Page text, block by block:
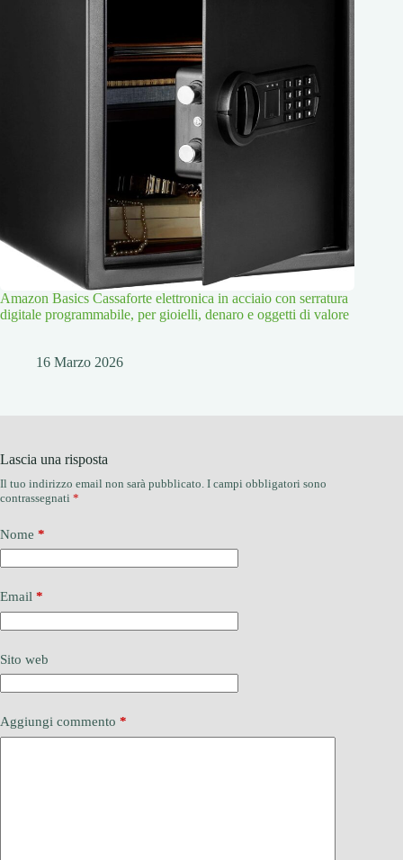
Amazon Basics Cassaforte elettronica in acciaio con serratura
digitale programmabile, per gioielli, denaro e oggetti di valore
16 Marzo 2026
Lascia una risposta
Il tuo indirizzo email non sarà pubblicato. I campi obbligatori sono
contrassegnati *
Nome *
Email *
Sito web
Aggiungi commento *